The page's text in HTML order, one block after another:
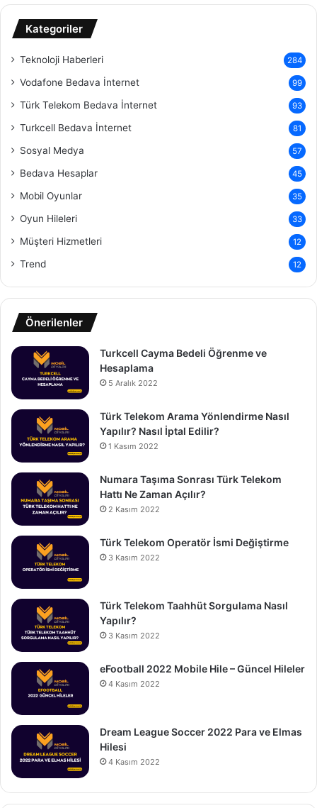
Kategoriler
Teknoloji Haberleri 284
Vodafone Bedava İnternet 99
Türk Telekom Bedava İnternet 93
Turkcell Bedava İnternet 81
Sosyal Medya 57
Bedava Hesaplar 45
Mobil Oyunlar 35
Oyun Hileleri 33
Müşteri Hizmetleri 12
Trend 12
Önerilenler
Turkcell Cayma Bedeli Öğrenme ve
Hesaplama
5 Aralık 2022
Türk Telekom Arama Yönlendirme Nasıl
Yapılır? Nasıl İptal Edilir?
1 Kasım 2022
Numara Taşıma Sonrası Türk Telekom
Hattı Ne Zaman Açılır?
2 Kasım 2022
Türk Telekom Operatör İsmi Değiştirme
3 Kasım 2022
Türk Telekom Taahhüt Sorgulama Nasıl
Yapılır?
3 Kasım 2022
eFootball 2022 Mobile Hile – Güncel Hileler
4 Kasım 2022
Dream League Soccer 2022 Para ve Elmas
Hilesi
4 Kasım 2022